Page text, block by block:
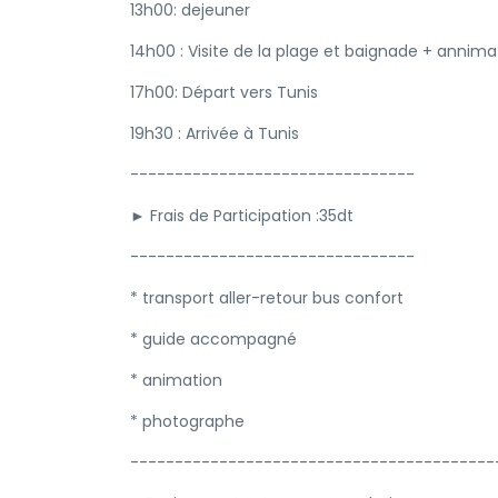
13h00: dejeuner
14h00 : Visite de la plage et baignade +
17h00: Départ vers Tunis
19h30 : Arrivée à Tunis
--------------------------------
► Frais de Participation :35dt
--------------------------------
* transport aller-retour bus confort
* guide accompagné
* animation
* photographe